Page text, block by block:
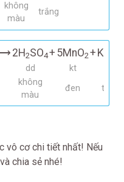
không
màu
trắng
2H 2SO4+ 5MnO2+ K
dd kt
không
màu
đen trắng
vô cơ chi tiết nhất! Nếu
chia sẻ nhé!